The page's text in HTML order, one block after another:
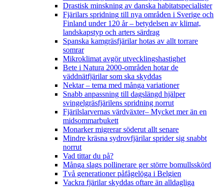
Drastisk minskning av danska habitatspecialister
Fjärilars spridning till nya områden i Sverige och
Finland under 120 år– betydelsen av klimat,
landskapstyp och arters särdrag
Spanska kamgräsfjärilar hotas av allt torrare
somrar
Mikroklimat avgör utvecklingshastighet
Bete i Natura 2000-områden hotar de
väddnätfjärilar som ska skyddas
Nektar – tema med många variationer
Snabb anpassning till dagslängd hjälper
svingelgräsfjärilens spridning norrut
Fjärilslarvernas värdväxter– Mycket mer än en
midsommarbukett
Monarker migrerar söderut allt senare
Mindre kräsna sydrovfjärilar sprider sig snabbt
norrut
Vad tittar du på?
Många slags pollinerare ger större bomullsskörd
Två generationer påfågelöga i Belgien
Vackra fjärilar skyddas oftare än alldagliga